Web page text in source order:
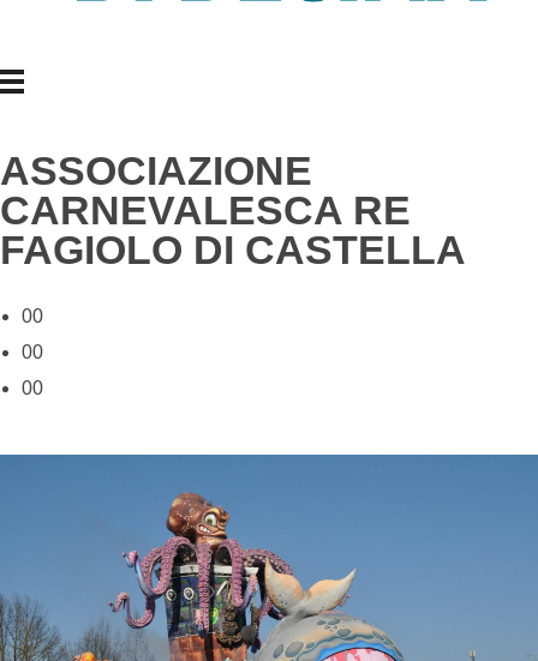
ASSOCIAZIONE
CARNEVALESCA RE
FAGIOLO DI CASTELLA
00
00
00